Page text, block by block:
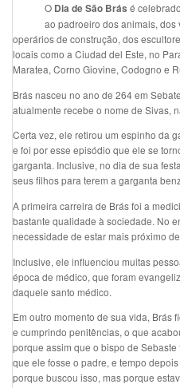
O Dia de São Brás é
ao padroeiro dos animais,
operários de construção, dos
locais como a Ciudad del Este, no
Maratea, Corno Giovine, Codogno e
Brás nasceu no ano de 264 em
atualmente recebe o nome de Sivas,
Certa vez, ele retirou um espinho da
e foi por esse episódio que ele se
garganta. Inclusive, no dia de sua
seus filhos para terem a garganta
A primeira carreira de Brás foi a
bastante qualidade à sociedade. No
necessidade de estar mais próximo
Inclusive, ele influenciou muitas
época de médico, que foram
daquele santo médico.
Em outro momento de sua vida, Brás
e cumprindo penitências, o que
porque assim que o bispo de
que ele fosse o padre, e tempo
porque buscou isso, mas porque